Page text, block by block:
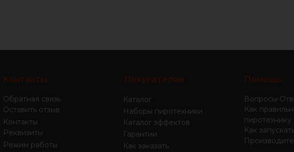
Покупателям
Каталог эффектов
Гарантии
Как заказать
Помощь
Вопросы-
Как
пиротехнику
Как
Каталог
Наборы пиротехники
Контакты
Обратная связь
Оставить отзыв
Контакты
Реквизиты
Режим работы